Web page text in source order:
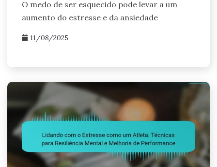
O medo de ser esquecido pode levar a um
aumento do estresse e da ansiedade
11/08/2025